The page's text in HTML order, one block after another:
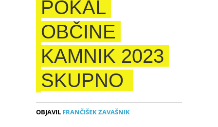
POKAL
OBČINE
KAMNIK 2023
SKUPNO
OBJAVIL FRANČIŠEK ZAVAŠNIK